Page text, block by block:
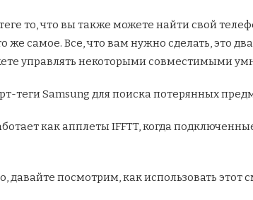
то, что вы также можете найти свой
же самое. Все, что вам нужно сделать, это
управлять некоторыми совместимыми
как апплеты IFFTT, когда
давайте посмотрим, как использовать